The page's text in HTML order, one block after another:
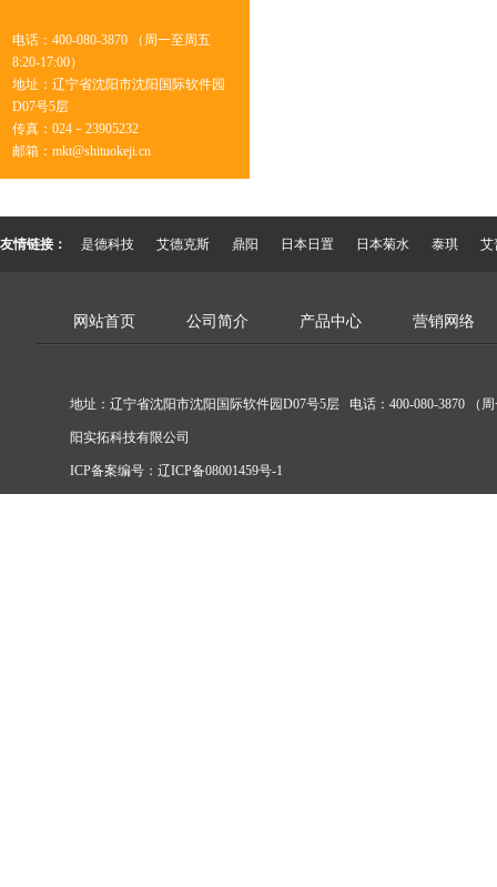
鼎阳 SIGLENT
电话：400-080-3870 （周一至周五
8:20-17:00）
地址：辽宁省沈阳市沈阳国际软件园
D07号5层
传真：024－23905232
邮箱：mkt@shituokeji.cn
友情链接： 是德科技 艾德克斯 鼎阳 日本日置 日本菊水 泰琪 艾
网站首页 公司简介 产品中心 营销网络
地址：辽宁省沈阳市沈阳国际软件园D07号5层 电话：400-080-3870 （
阳实拓科技有限公司
ICP备案编号： 辽ICP备08001459号-1